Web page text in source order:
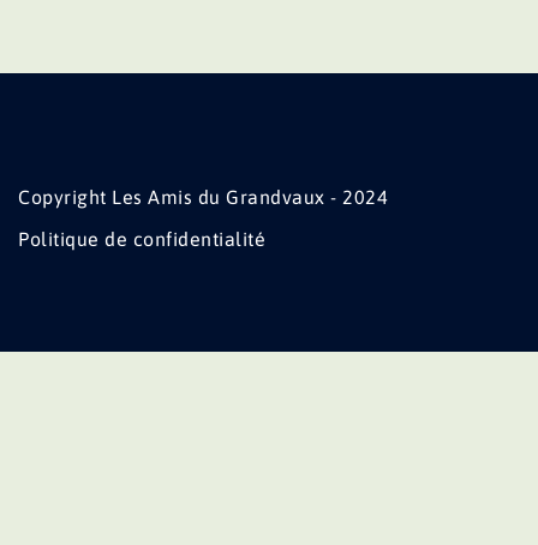
Copyright Les Amis du Grandvaux - 2024
Politique de confidentialité